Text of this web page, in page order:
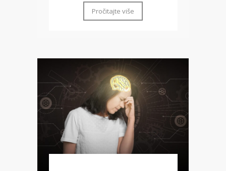
Pročitajte više